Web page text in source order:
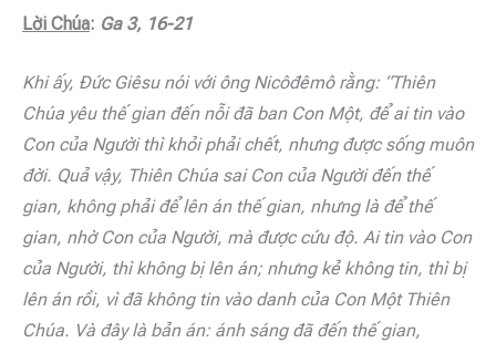
Lời Chúa: Ga 3, 16-21
Khi ấy, Đức Giêsu nói với ông Nicôđêmô rằng: “Thiên
Chúa yêu thế gian đến nỗi đã ban Con Một, để ai tin vào
Con của Người thì khỏi phải chết, nhưng được sống muôn
đời. Quả vậy, Thiên Chúa sai Con của Người đến thế
gian, không phải để lên án thế gian, nhưng là để thế
gian, nhờ Con của Người, mà được cứu độ. Ai tin vào Con
của Người, thì không bị lên án; nhưng kẻ không tin, thì bị
lên án rồi, vì đã không tin vào danh của Con Một Thiên
Chúa. Và đây là bản án: ánh sáng đã đến thế gian,